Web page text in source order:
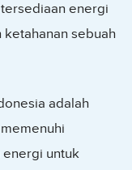
energi
sebuah
adalah
untuk